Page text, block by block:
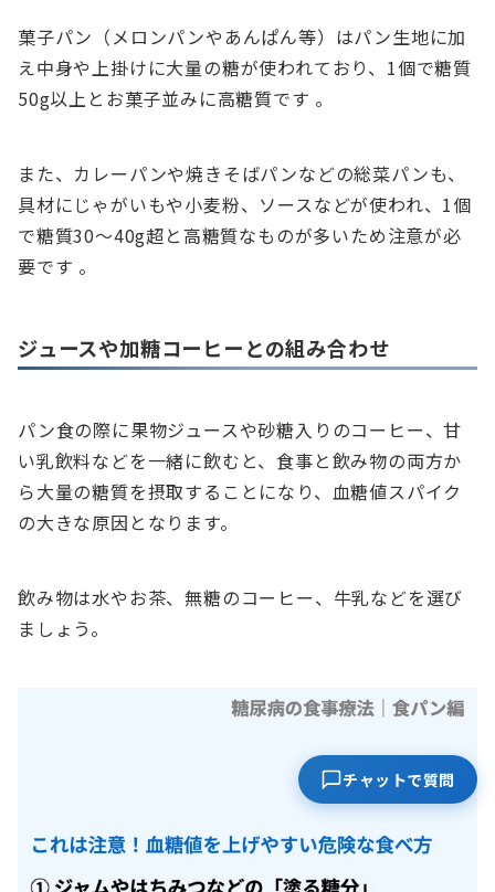
菓子パン（メロンパンやあんぱん等）はパン生地に加
え中身や上掛けに大量の糖が使われており、1個で糖質
50g以上とお菓子並みに高糖質です 。
また、カレーパンや焼きそばパンなどの総菜パンも、
具材にじゃがいもや小麦粉、ソースなどが使われ、1個
で糖質30～40g超と高糖質なものが多いため注意が必
要です 。
ジュースや加糖コーヒーとの組み合わせ
パン食の際に果物ジュースや砂糖入りのコーヒー、甘
い乳飲料などを一緒に飲むと、食事と飲み物の両方か
ら大量の糖質を摂取することになり、血糖値スパイク
の大きな原因となります。
飲み物は水やお茶、無糖のコーヒー、牛乳などを選び
ましょう。
チャットで質問